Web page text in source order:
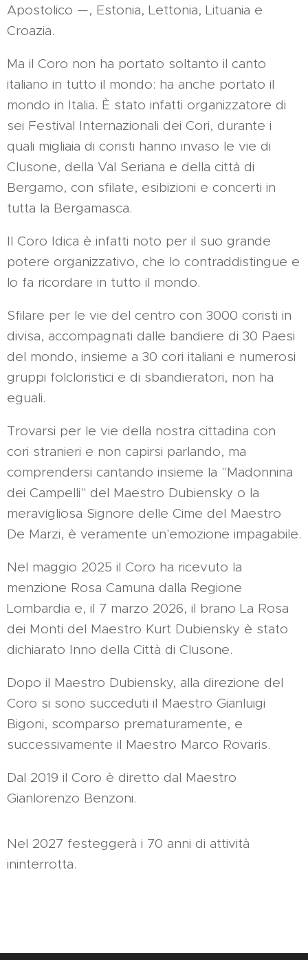
Apostolico —, Estonia, Lettonia, Lituania e
Croazia.
Ma il Coro non ha portato soltanto il canto
italiano in tutto il mondo: ha anche portato il
mondo in Italia. È stato infatti organizzatore di
sei Festival Internazionali dei Cori, durante i
quali migliaia di coristi hanno invaso le vie di
Clusone, della Val Seriana e della città di
Bergamo, con sfilate, esibizioni e concerti in
tutta la Bergamasca.
Il Coro Idica è infatti noto per il suo grande
potere organizzativo, che lo contraddistingue e
lo fa ricordare in tutto il mondo.
Sfilare per le vie del centro con 3000 coristi in
divisa, accompagnati dalle bandiere di 30 Paesi
del mondo, insieme a 30 cori italiani e numerosi
gruppi folcloristici e di sbandieratori, non ha
eguali.
Trovarsi per le vie della nostra cittadina con
cori stranieri e non capirsi parlando, ma
comprendersi cantando insieme la "Madonnina
dei Campelli" del Maestro Dubiensky o la
meravigliosa Signore delle Cime del Maestro
De Marzi, è veramente un'emozione impagabile.
Nel maggio 2025 il Coro ha ricevuto la
menzione Rosa Camuna dalla Regione
Lombardia e, il 7 marzo 2026, il brano La Rosa
dei Monti del Maestro Kurt Dubiensky è stato
dichiarato Inno della Città di Clusone.
Dopo il Maestro Dubiensky, alla direzione del
Coro si sono succeduti il Maestro Gianluigi
Bigoni, scomparso prematuramente, e
successivamente il Maestro Marco Rovaris.
Dal 2019 il Coro è diretto dal Maestro
Gianlorenzo Benzoni.
Nel 2027 festeggerà i 70 anni di attività
ininterrotta.